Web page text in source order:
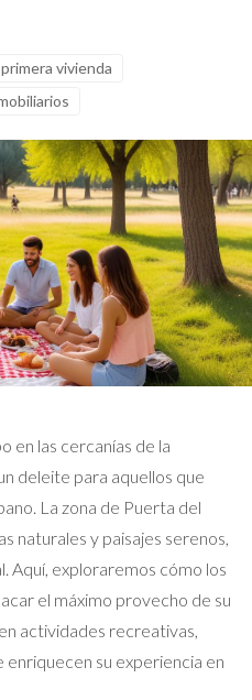
vivienda
en las cercanías de la
deleite para aquellos que
La zona de Puerta del
naturales y paisajes serenos,
Aquí, exploraremos cómo los
el máximo provecho de su
actividades recreativas,
su experiencia en